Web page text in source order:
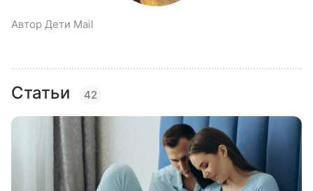
Автор Дети Mail
Статьи 42